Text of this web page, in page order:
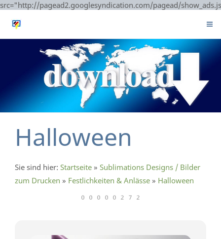
src="http://pagead2.googlesyndication.com/pagead/
Halloween
Sie sind hier: Startseite » Sublimations Designs / Bilder
zum Drucken » Festlichkeiten & Anlässe » Halloween